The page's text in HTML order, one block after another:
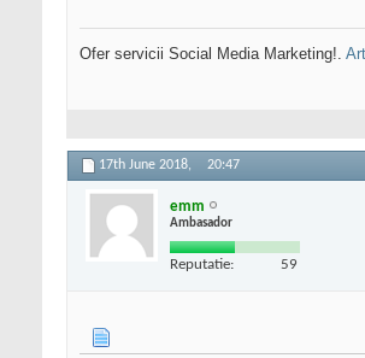
Ofer servicii Social Media Marketing!.
17th June 2018, 20:47
emm
Ambasador
Reputatie: 59